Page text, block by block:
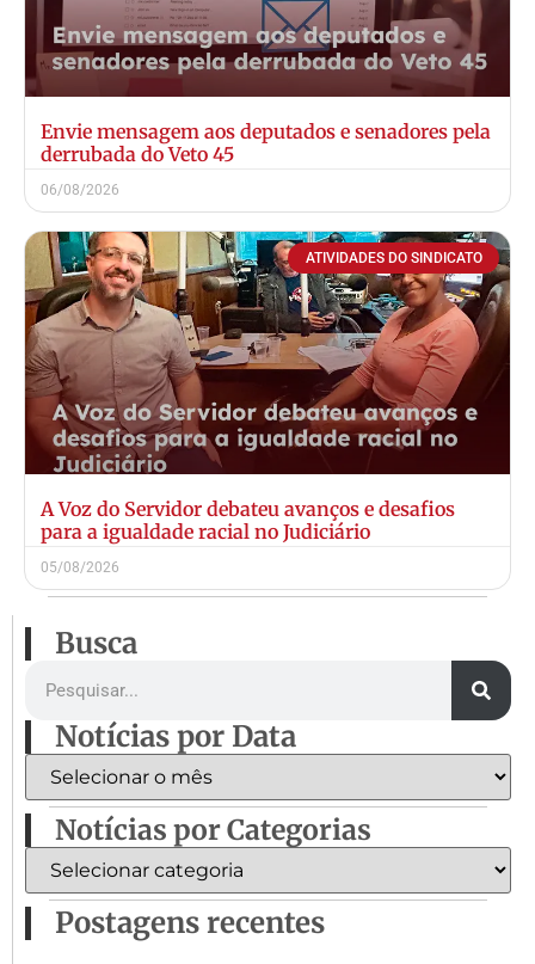
Envie mensagem aos deputados e senadores pela
derrubada do Veto 45
06/08/2026
ATIVIDADES DO SINDICATO
A Voz do Servidor debateu avanços e desafios
para a igualdade racial no Judiciário
05/08/2026
Busca
Notícias por Data
Notícias por Categorias
Postagens recentes